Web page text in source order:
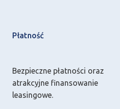
Płatność
Bezpieczne płatności oraz
atrakcyjne finansowanie
leasingowe.